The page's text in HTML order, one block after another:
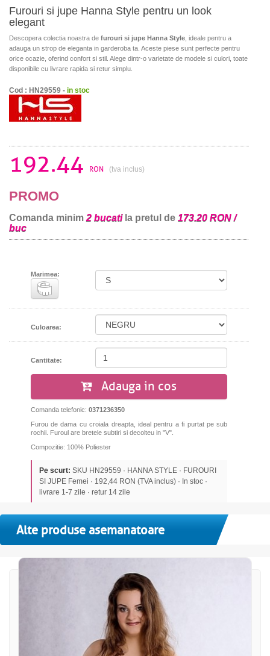
Furouri si jupe Hanna Style pentru un look
elegant
Descopera colectia noastra de furouri si jupe Hanna Style, ideale pentru a
adauga un strop de eleganta in garderoba ta. Aceste piese sunt perfecte pentru
orice ocazie, oferind confort si stil. Alege dintr-o varietate de modele si culori, toate
disponibile cu livrare rapida si retur simplu.
Cod : HN29559 - in stoc
192.44 RON (tva inclus)
PROMO
Comanda minim 2 bucatila pretul de 173.20 RON /
buc
Marimea:
Culoarea:
Cantitate:
Adauga in cos
Comanda telefonic: 0371236350
Furou de dama cu croiala dreapta, ideal pentru a fi purtat pe sub
rochii. Furoul are bretele subtiri si decolteu in "V".
Compozitie: 100% Poliester
Pe scurt: SKU HN29559 · HANNA STYLE · FUROURI
SI JUPE Femei · 192,44 RON (TVA inclus) · In stoc ·
livrare 1-7 zile · retur 14 zile
Alte produse asemanatoare